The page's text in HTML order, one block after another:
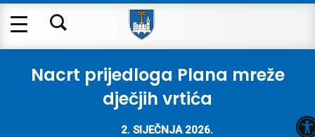
Nacrt prijedloga Plana mreže
dječjih vrtića
2. SIJEČNJA 2026.